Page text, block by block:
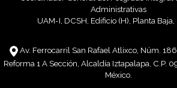
Administrativas
UAM-I, DCSH, Edificio (H), Planta
Av. Ferrocarril San Rafael Atlixco, Núm.
Reforma 1 A Sección, Alcaldía Iztapalapa, C.P.
México.